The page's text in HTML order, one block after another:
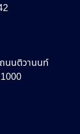
นนติวานนท์